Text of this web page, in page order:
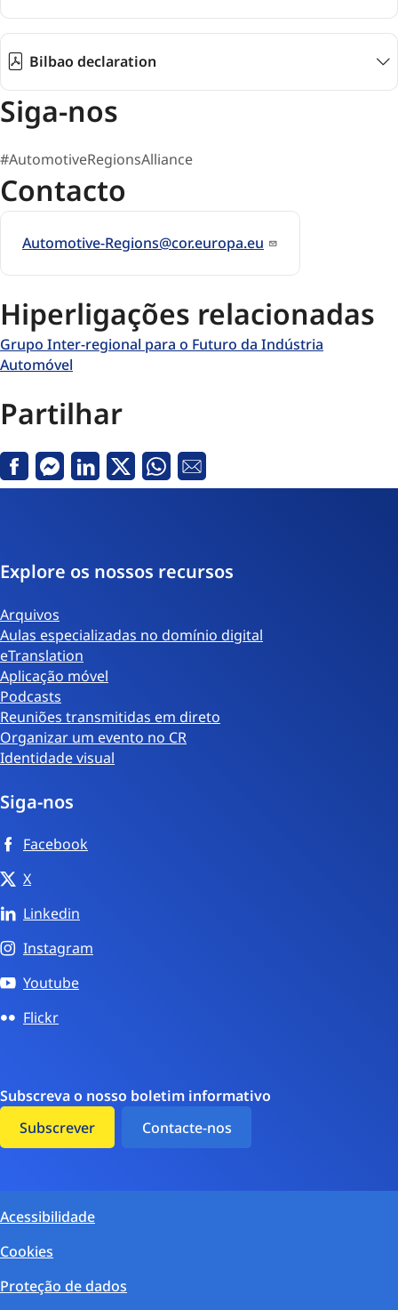
Bilbao declaration
Siga-nos
#AutomotiveRegionsAlliance
Contacto
Automotive-Regions@cor.europa.eu
Hiperligações relacionadas
Grupo Inter-regional para o Futuro da Indústria
Automóvel
Partilhar
FacebookMessenger
Linkedin
X Whatsapp
Email
Explore os nossos recursos
Arquivos
Aulas especializadas no domínio digital
eTranslation
Aplicação móvel
Podcasts
Reuniões transmitidas em direto
Organizar um evento no CR
Identidade visual
Siga-nos
Facebook
X
Linkedin
Instagram
Youtube
Flickr
Subscreva o nosso boletim informativo
Subscrever
Contacte-nos
Acessibilidade
Cookies
Proteção de dados